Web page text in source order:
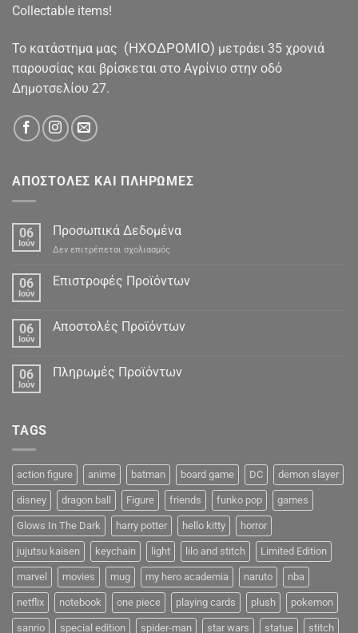
Collectable items!
To κατάστημα μας (ΗΧΟΔΡΟΜΙΟ) μετράει 35 χρονιά
παρουσίας και βρίσκεται στο Αγρίνιο στην οδό
Δημοτσελίου 27.
ΑΠΟΣΤΟΛΕΣ ΚΑΙ ΠΛΗΡΩΜΕΣ
06
Ιούν
Προσωπικά Δεδομένα
Δεν επιτρέπεται σχολιασμός
Δεδομένα
06
Ιούν
Επιστροφές Προϊόντων
06
Ιούν
Αποστολές Προϊόντων
06
Ιούν
Πληρωμές Προϊόντων
TAGS
action figure anime batman board game DC demon slayer
disney dragon ball Figure friends funko pop games
Glows In The Dark harry potter hello kitty horror
jujutsu kaisen keychain light lilo and stitch Limited Edition
marvel movies mug my hero academia naruto nba
netflix notebook one piece playing cards plush pokemon
sanrio special edition spider-man star wars statue stitch